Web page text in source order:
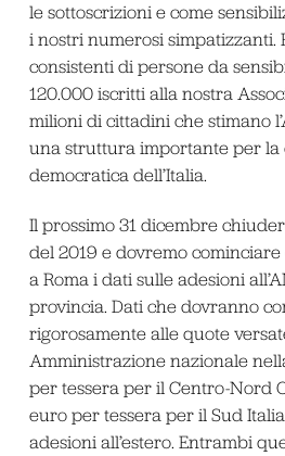
le sottoscrizioni e come
i nostri numerosi simpatizzanti.
consistenti di persone da
120.000 iscritti alla nostra
milioni di cittadini che stimano
una struttura importante per la
democratica dell’Italia.
Il prossimo 31 dicembre
del 2019 e dovremo
a Roma i dati sulle adesioni
provincia. Dati che dovranno
rigorosamente alle quote
Amministrazione nazionale
per tessera per il Centro-Nord
euro per tessera per il Sud
adesioni all’estero. Entrambi